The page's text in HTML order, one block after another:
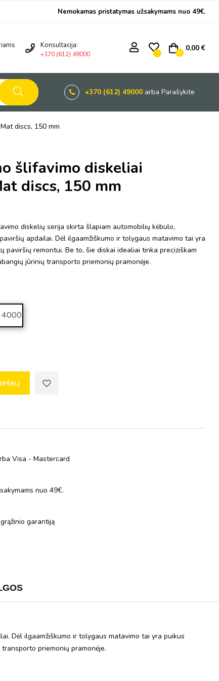
Nemokamas pristatymas užsakymams nuo 49€.
Konsultacija:
+370 (612) 49000 0 0,00 €
+370 (612) 49000 arba Parašykite
discs, 150 mm
šlifavimo diskeliai
discs, 150 mm
diskelių serija skirta šlapiam automobilių kėbulo,
apdailai. Dėl ilgaamžiškumo ir tolygaus matavimo tai yra
paviršių remontui. Be to, šie diskai idealiai tinka preciziškam
jūrinių transporto priemonių pramonėje.
4000
Visa - Mastercard
nuo 49€.
garantiją
Dėl ilgaamžiškumo ir tolygaus matavimo tai yra puikus
priemonių pramonėje.